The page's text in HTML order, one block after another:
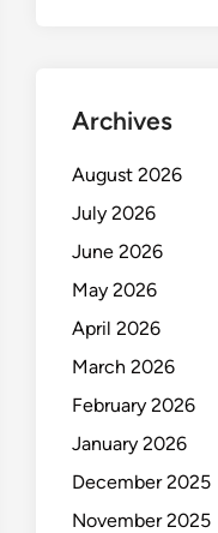
Archives
August 2026
July 2026
June 2026
May 2026
April 2026
March 2026
February 2026
January 2026
December 2025
November 2025